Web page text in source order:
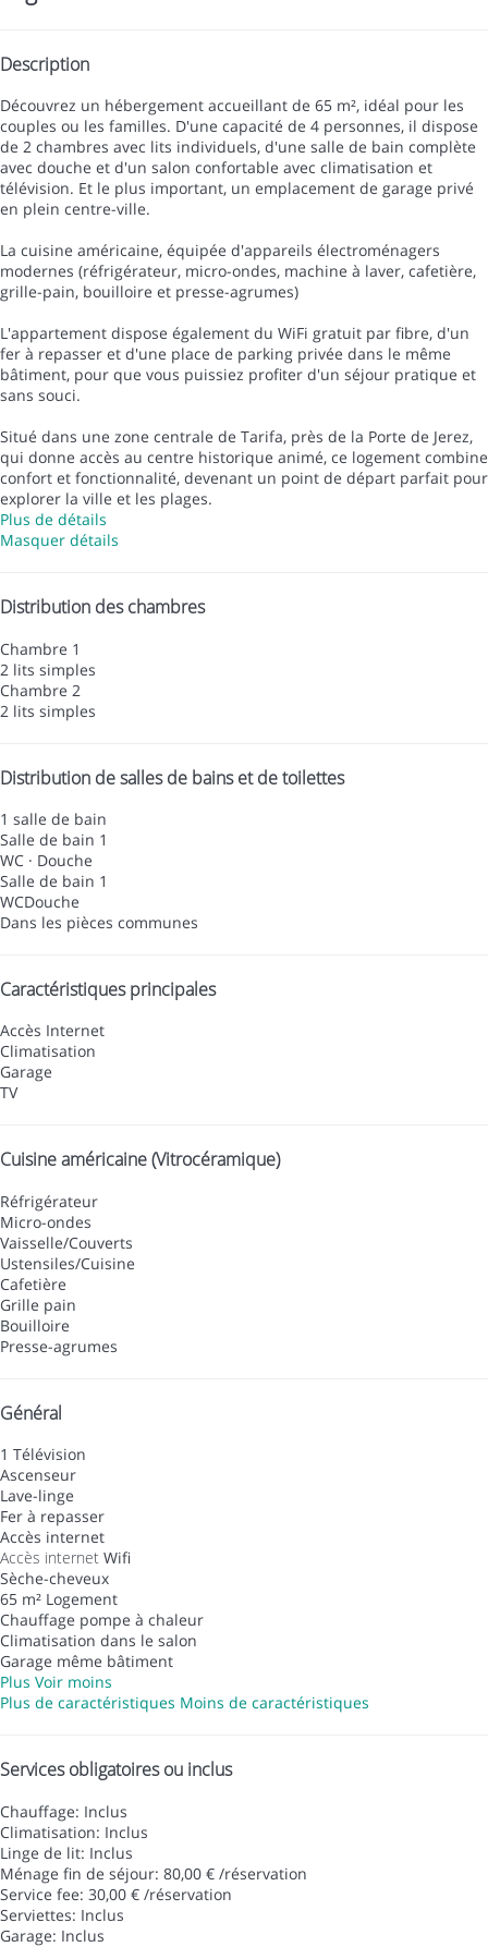
Description
Découvrez un hébergement accueillant de 65 m², idéal pour les
couples ou les familles. D'une capacité de 4 personnes, il dispose
de 2 chambres avec lits individuels, d'une salle de bain complète
avec douche et d'un salon confortable avec climatisation et
télévision. Et le plus important, un emplacement de garage privé
en plein centre-ville.
La cuisine américaine, équipée d'appareils électroménagers
modernes (réfrigérateur, micro-ondes, machine à laver, cafetière,
grille-pain, bouilloire et presse-agrumes)
L'appartement dispose également du WiFi gratuit par fibre, d'un
fer à repasser et d'une place de parking privée dans le même
bâtiment, pour que vous puissiez profiter d'un séjour pratique et
sans souci.
Situé dans une zone centrale de Tarifa, près de la Porte de Jerez,
qui donne accès au centre historique animé, ce logement combine
confort et fonctionnalité, devenant un point de départ parfait pour
explorer la ville et les plages.
Plus de détails
Masquer détails
Distribution des chambres
Chambre 1
2 lits simples
Chambre 2
2 lits simples
Distribution de salles de bains et de toilettes
1 salle de bain
Salle de bain 1
WC · Douche
Salle de bain 1
WCDouche
Dans les pièces communes
Caractéristiques principales
Accès Internet
Climatisation
Garage
TV
Cuisine américaine (Vitrocéramique)
Réfrigérateur
Micro-ondes
Vaisselle/Couverts
Ustensiles/Cuisine
Cafetière
Grille pain
Bouilloire
Presse-agrumes
Général
1 Télévision
Ascenseur
Lave-linge
Fer à repasser
Accès internet
Accès internet Wifi
Sèche-cheveux
65 m² Logement
Chauffage pompe à chaleur
Climatisation dans le salon
Garage même bâtiment
Plus Voir moins
Plus de caractéristiques Moins de caractéristiques
Services obligatoires ou inclus
Chauffage: Inclus
Climatisation: Inclus
Linge de lit: Inclus
Ménage fin de séjour: 80,00 € /réservation
Service fee: 30,00 € /réservation
Serviettes: Inclus
Garage: Inclus